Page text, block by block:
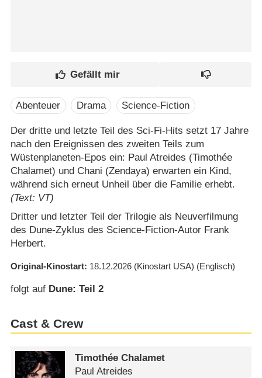
Abenteuer Drama Science-Fiction
Der dritte und letzte Teil des Sci-Fi-Hits setzt 17 Jahre
nach den Ereignissen des zweiten Teils zum
Wüstenplaneten-Epos ein: Paul Atreides (Timothée
Chalamet) und Chani (Zendaya) erwarten ein Kind,
während sich erneut Unheil über die Familie erhebt.
(Text: VT)
Dritter und letzter Teil der Trilogie als Neuverfilmung
des Dune-Zyklus des Science-Fiction-Autor Frank
Herbert.
Original-Kinostart 18.12.2026 (Kinostart USA) (Englisch)
folgt auf Dune: Teil 2
Cast & Crew
Timothée Chalamet
Paul Atreides